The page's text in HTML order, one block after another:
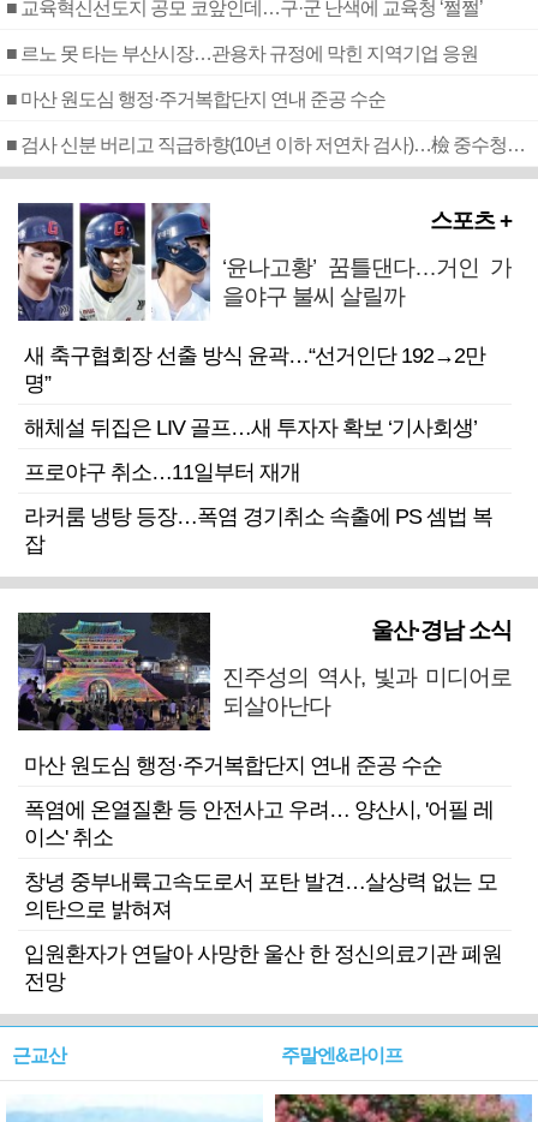
■ 교육혁신선도지 공모 코앞인데…구·군 난색에 교육청 ‘쩔쩔’
■ 르노 못 타는 부산시장…관용차 규정에 막힌 지역기업 응원
■ 마산 원도심 행정·주거복합단지 연내 준공 수순
■ 검사 신분 버리고 직급하향(10년 이하 저연차 검사)…檢 중수청행 기피
스포츠 +
‘윤나고황’ 꿈틀댄다…거인 가
을야구 불씨 살릴까
새 축구협회장 선출 방식 윤곽…“선거인단 192→2만
명”
해체설 뒤집은 LIV 골프…새 투자자 확보 ‘기사회생’
프로야구 취소…11일부터 재개
라커룸 냉탕 등장…폭염 경기취소 속출에 PS 셈법 복
잡
울산·경남 소식
진주성의 역사, 빛과 미디어로
되살아난다
마산 원도심 행정·주거복합단지 연내 준공 수순
폭염에 온열질환 등 안전사고 우려… 양산시, '어필 레
이스' 취소
창녕 중부내륙고속도로서 포탄 발견…살상력 없는 모
의탄으로 밝혀져
입원환자가 연달아 사망한 울산 한 정신의료기관 폐원
전망
근교산 주말엔&라이프